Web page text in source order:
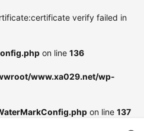
verify failed in
on line 136
www.xa029.net/wp-
on line 137